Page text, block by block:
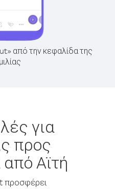
από την κεφαλίδα της
για
προς
Αϊτή
προσφέρει